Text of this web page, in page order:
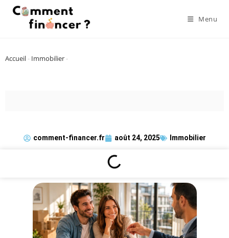
Menu
Accueil- Immobilier-
comment-financer.fr août 24, 2025 Immobilier